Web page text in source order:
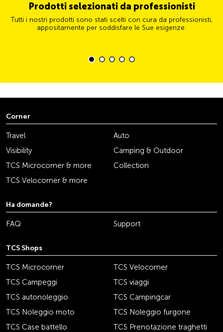
Prodotti selezionati da professionisti
Tutti i nostri prodotti sono stati scelti con cura da professionisti,
appositamente per soddisfare le Sue esigenze.
Corner
Travel
Auto
Visibility
Camping & Outdoor
TCS Microcorner & more
Collection
TCS Velocorner & more
Ha domande?
FAQ Support
TCS Shops
TCS Microcorner
TCS Velocorner
TCS Campeggi
TCS viaggi
TCS autonoleggio
TCS Campingcar
TCS Noleggio moto
TCS Noleggio furgone
TCS Case battello
TCS Prenotazione traghetti